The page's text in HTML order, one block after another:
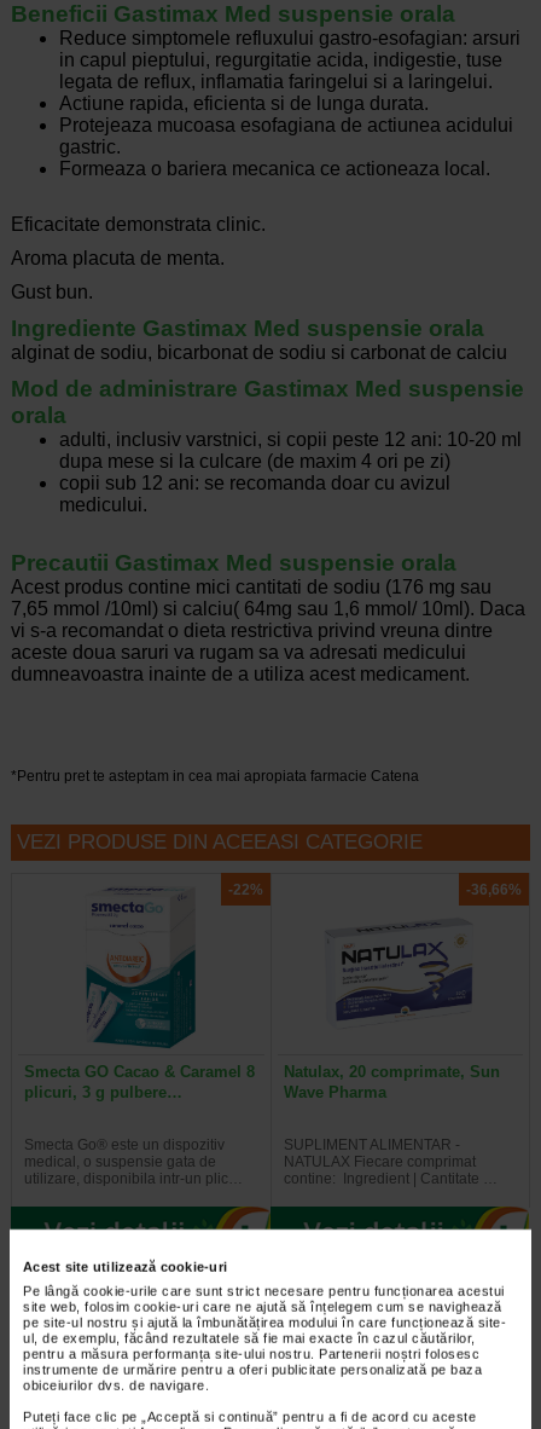
Acest site utilizează cookie-uri
Pe lângă cookie-urile care sunt strict necesare pentru funcționarea acestui
site web, folosim cookie-uri care ne ajută să înțelegem cum se navighează
pe site-ul nostru și ajută la îmbunătățirea modului în care funcționează site-
ul, de exemplu, făcând rezultatele să fie mai exacte în cazul căutărilor,
pentru a măsura performanța site-ului nostru. Partenerii noștri folosesc
instrumente de urmărire pentru a oferi publicitate personalizată pe baza
obiceiurilor dvs. de navigare.
Puteți face clic pe „Acceptă si continuă” pentru a fi de acord cu aceste
Beneficii Gastimax Med suspensie orala
Reduce simptomele refluxului gastro-esofagian: arsuri
in capul pieptului, regurgitatie acida, indigestie, tuse
legata de reflux, inflamatia faringelui si a laringelui.
Actiune rapida, eficienta si de lunga durata.
Protejeaza mucoasa esofagiana de actiunea acidului
gastric.
Formeaza o bariera mecanica ce actioneaza local.
Eficacitate demonstrata clinic.
Aroma placuta de menta.
Gust bun.
Ingrediente Gastimax Med suspensie orala
alginat de sodiu, bicarbonat de sodiu si carbonat de calciu
Mod de administrare Gastimax Med suspensie
orala
adulti, inclusiv varstnici, si copii peste 12 ani: 10-20 ml
dupa mese si la culcare (de maxim 4 ori pe zi)
copii sub 12 ani: se recomanda doar cu avizul
medicului.
Precautii Gastimax Med suspensie orala
Acest produs contine mici cantitati de sodiu (176 mg sau
7,65 mmol /10ml) si calciu( 64mg sau 1,6 mmol/ 10ml). Daca
vi s-a recomandat o dieta restrictiva privind vreuna dintre
aceste doua saruri va rugam sa va adresati medicului
dumneavoastra inainte de a utiliza acest medicament.
*Pentru pret te asteptam in cea mai apropiata farmacie Catena
VEZI PRODUSE DIN ACEEASI CATEGORIE
-22%
Smecta GO Cacao & Caramel 8
plicuri, 3 g pulbere…
Smecta Go® este un dispozitiv
medical, o suspensie gata de
utilizare, disponibila intr-un plic…
-36,66%
Natulax, 20 comprimate, Sun
Wave Pharma
SUPLIMENT ALIMENTAR -
NATULAX Fiecare comprimat
contine: Ingredient | Cantitate …
-25,48% Plătești 2, primești 3